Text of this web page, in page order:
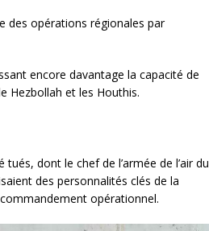
des opérations régionales par
encore davantage la capacité de
Hezbollah et les Houthis.
dont le chef de l’armée de l’air du
des personnalités clés de la
opérationnel.